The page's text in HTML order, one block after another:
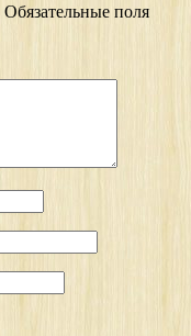
Обязательные поля